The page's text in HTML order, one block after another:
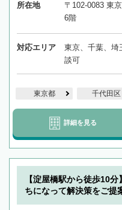
所在地
〒102-0083 東
6階
対応エリア
東京、千葉、埼
談可
東京都 千代田区
詳細を見る
【淀屋橋駅から徒歩10
ちになって解決策をご提